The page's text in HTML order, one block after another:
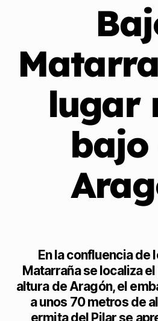
lugar
bajo
En la confluencia de
Matarraña se localiza
altura de Aragón, el
a unos 70 metros de
ermita del Pilar se